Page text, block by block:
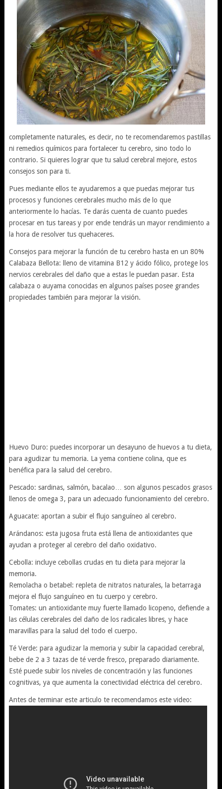
completamente naturales, es decir, no te recomendaremos pastillas
ni remedios químicos para fortalecer tu cerebro, sino todo lo
contrario. Si quieres lograr que tu salud cerebral mejore, estos
consejos son para ti.
Pues mediante ellos te ayudaremos a que puedas mejorar tus
procesos y funciones cerebrales mucho más de lo que
anteriormente lo hacías. Te darás cuenta de cuanto puedes
procesar en tus tareas y por ende tendrás un mayor rendimiento a
la hora de resolver tus quehaceres.
Consejos para mejorar la función de tu cerebro hasta en un 80%
Calabaza Bellota: lleno de vitamina B12 y ácido fólico, protege los
nervios cerebrales del daño que a estas le puedan pasar. Esta
calabaza o auyama conocidas en algunos países posee grandes
propiedades también para mejorar la visión.
Huevo Duro: puedes incorporar un desayuno de huevos a tu dieta,
para agudizar tu memoria. La yema contiene colina, que es
benéfica para la salud del cerebro.
Pescado: sardinas, salmón, bacalao… son algunos pescados grasos
llenos de omega 3, para un adecuado funcionamiento del cerebro.
Aguacate: aportan a subir el flujo sanguíneo al cerebro.
Arándanos: esta jugosa fruta está llena de antioxidantes que
ayudan a proteger al cerebro del daño oxidativo.
Cebolla: incluye cebollas crudas en tu dieta para mejorar la
memoria.
Remolacha o betabel: repleta de nitratos naturales, la betarraga
mejora el flujo sanguíneo en tu cuerpo y cerebro.
Tomates: un antioxidante muy fuerte llamado licopeno, defiende a
las células cerebrales del daño de los radicales libres, y hace
maravillas para la salud del todo el cuerpo.
Té Verde: para agudizar la memoria y subir la capacidad cerebral,
bebe de 2 a 3 tazas de té verde fresco, preparado diariamente.
Esté puede subir los niveles de concentración y las funciones
cognitivas, ya que aumenta la conectividad eléctrica del cerebro.
Antes de terminar este articulo te recomendamos este video: